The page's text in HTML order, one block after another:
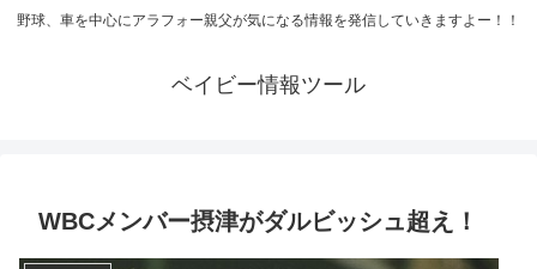
野球、車を中心にアラフォー親父が気になる情報を発信していきますよー！！
ベイビー情報ツール
WBCメンバー摂津がダルビッシュ超え！